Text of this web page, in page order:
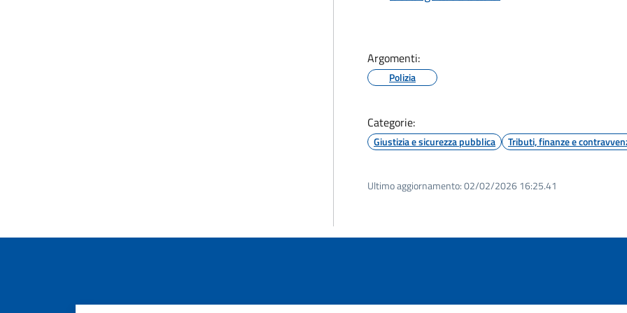
Argomenti:
Polizia
Categorie:
Giustizia e sicurezza pubblica Tributi, finanze e
Ultimo aggiornamento:02/02/2026 16:25.41